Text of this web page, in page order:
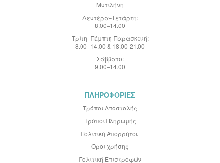
Μυτιλήνη
Δευτέρα–Τετάρτη:
8.00–14.00
Τρίτη–Πέμπτη-Παρασκευή:
8.00–14.00 & 18.00-21.00
Σάββατο:
9.00–14.00
ΠΛΗΡΟΦΟΡΙΕΣ
Τρόποι Αποστολής
Τρόποι Πληρωμής
Πολιτική Απορρήτου
Όροι χρήσης
Πολιτική Επιστροφών